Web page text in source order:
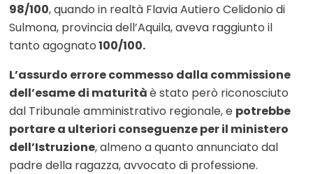
98/100, quando in realtà Flavia Autiero Celidonio di
Sulmona, provincia dell’Aquila, aveva raggiunto il
tanto agognato100/100.
L’assurdo errore commesso dalla commissione
dell’esame di maturitàè stato però riconosciuto
dal Tribunale amministrativo regionale, e potrebbe
portare a ulteriori conseguenze per il ministero
dell’Istruzione, almeno a quanto annunciato dal
padre della ragazza, avvocato di professione.